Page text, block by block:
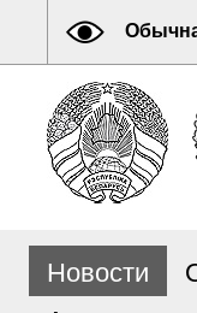
Новости